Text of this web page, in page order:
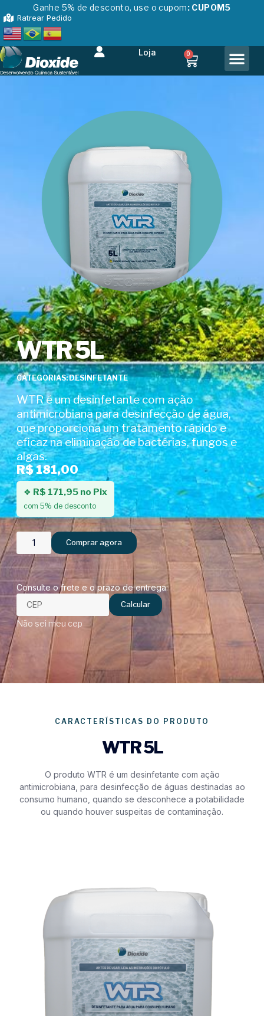
Ganhe 5% de desconto, use o cupom: CUPOM5
Ratrear Pedido
Loja 0
WTR 5L
CATEGORIAS: DESINFETANTE
WTR é um desinfetante com ação
antimicrobiana para desinfecção de água,
que proporciona um tratamento rápido e
eficaz na eliminação de bactérias, fungos e
algas.
R$ 181,00
❖ R$ 171,95 no Pix
com 5% de desconto
Comprar agora
Consulte o frete e o prazo de entrega:
Calcular
Não sei meu cep
CARACTERÍSTICAS DO PRODUTO
WTR 5L
O produto WTR é um desinfetante com ação
antimicrobiana, para desinfecção de águas destinadas ao
consumo humano, quando se desconhece a potabilidade
ou quando houver suspeitas de contaminação.